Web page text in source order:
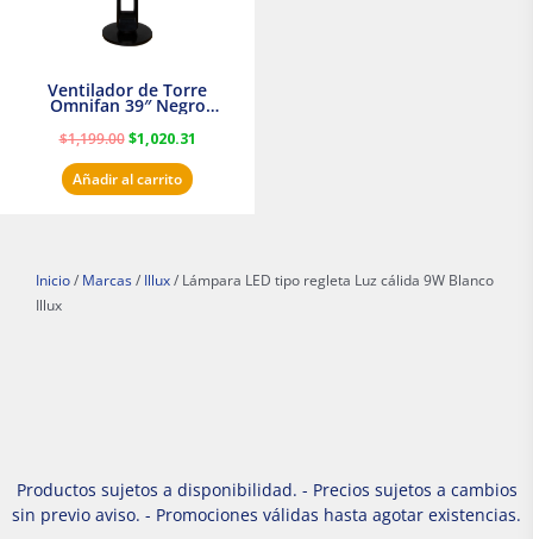
Ventilador de Torre
Omnifan 39″ Negro
$1,199.00 $1,020.31
Añadir al carrito
Inicio / Marcas / Illux / Lámpara LED tipo regleta Luz cálida 9W Blanco
Illux
Productos sujetos a disponibilidad. - Precios sujetos a cambios
sin previo aviso. - Promociones válidas hasta agotar existencias.